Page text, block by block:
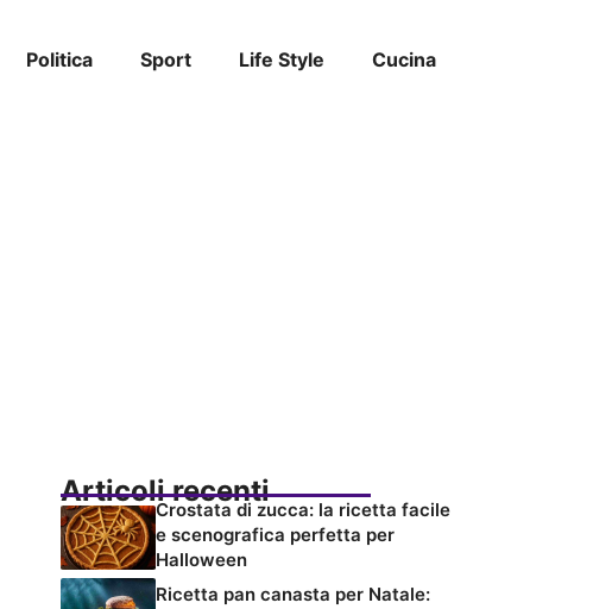
Politica Sport Life Style Cucina
Articoli recenti
Crostata di zucca: la ricetta facile
e scenografica perfetta per
Halloween
Ricetta pan canasta per Natale: